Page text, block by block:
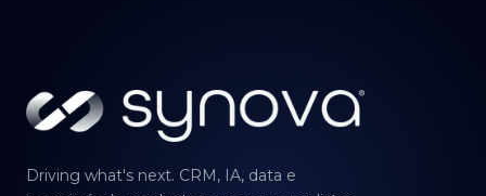
Driving what's next. CRM, IA, data e